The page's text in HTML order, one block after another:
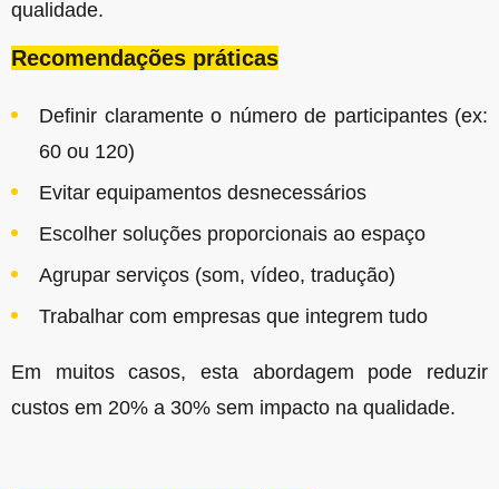
qualidade.
Recomendações práticas
Definir claramente o número de participantes (ex:
60 ou 120)
Evitar equipamentos desnecessários
Escolher soluções proporcionais ao espaço
Agrupar serviços (som, vídeo, tradução)
Trabalhar com empresas que integrem tudo
Em muitos casos, esta abordagem pode reduzir
custos em 20% a 30% sem impacto na qualidade.